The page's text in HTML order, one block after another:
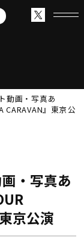
動画・写真あ
CARAVAN』東京公
・写真あ
京公演